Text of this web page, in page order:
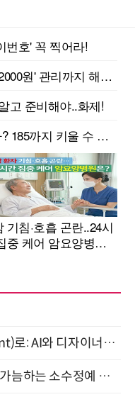
"인터페이스를 넘어 인텐트(intent)로: AI와 디자이너가 함께 만드는 공존의 UX" 강남역 (9/2)
글로벌 트렌드를 읽고, 내 역할을 가늠하는 소수정예 실습 워크숍 (8/28)